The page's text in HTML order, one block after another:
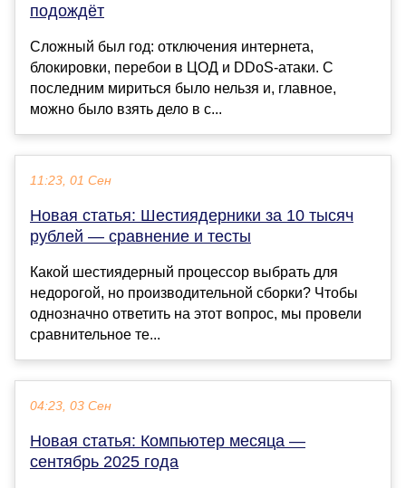
подождёт
Сложный был год: отключения интернета,
блокировки, перебои в ЦОД и DDoS-атаки. С
последним мириться было нельзя и, главное,
можно было взять дело в с...
11:23, 01 Сен
Новая статья: Шестиядерники за 10 тысяч
рублей — сравнение и тесты
Какой шестиядерный процессор выбрать для
недорогой, но производительной сборки? Чтобы
однозначно ответить на этот вопрос, мы провели
сравнительное те...
04:23, 03 Сен
Новая статья: Компьютер месяца —
сентябрь 2025 года